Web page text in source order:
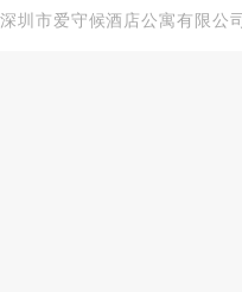
深圳市爱守候酒店公寓有限公司